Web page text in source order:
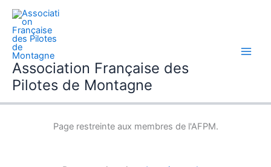
Aller
contenu
Association Française des
Pilotes de Montagne
Page restreinte aux membres de l'AFPM.